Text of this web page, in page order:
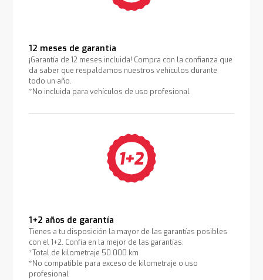
12 meses de garantía
¡Garantía de 12 meses incluida! Compra con la confianza que
da saber que respaldamos nuestros vehículos durante
todo un año.
*No incluida para vehículos de uso profesional
1+2 años de garantía
Tienes a tu disposición la mayor de las garantías posibles
con el 1+2. Confía en la mejor de las garantías.
*Total de kilometraje 50.000 km
*No compatible para exceso de kilometraje o uso
profesional